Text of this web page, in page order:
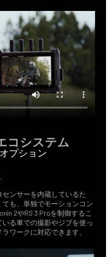
コシステム
プション
ンサーを内蔵しているた
も、単独でモーションコン
2やRS 3 Proを制御するこ
る車での撮影やジブを使っ
ワークに対応できます。